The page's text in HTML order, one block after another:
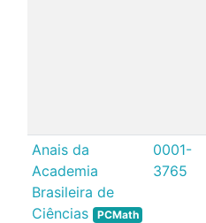
Anais da
Academia
Brasileira de
Ciências
PCMath
0001-
3765